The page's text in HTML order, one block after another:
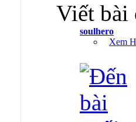
Viết bài
soulhero
Xem